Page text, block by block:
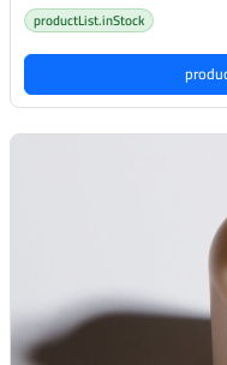
productList.inStock